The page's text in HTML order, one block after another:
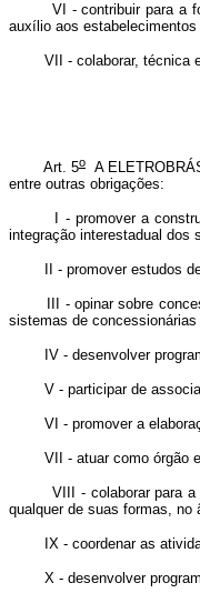
VI - contribuir para a
auxílio aos
VII - colaborar, técnica e
Art. 5o
A
entre outras obrigações:
I - promover a construção
integração interestadual dos
II - promover estudos de
III - opinar sobre
sistemas de
IV - desenvolver
V - participar de
VI - promover a
VII - atuar como órgão
VIII - colaborar para a
qualquer de suas formas, no
IX - coordenar as
X - desenvolver